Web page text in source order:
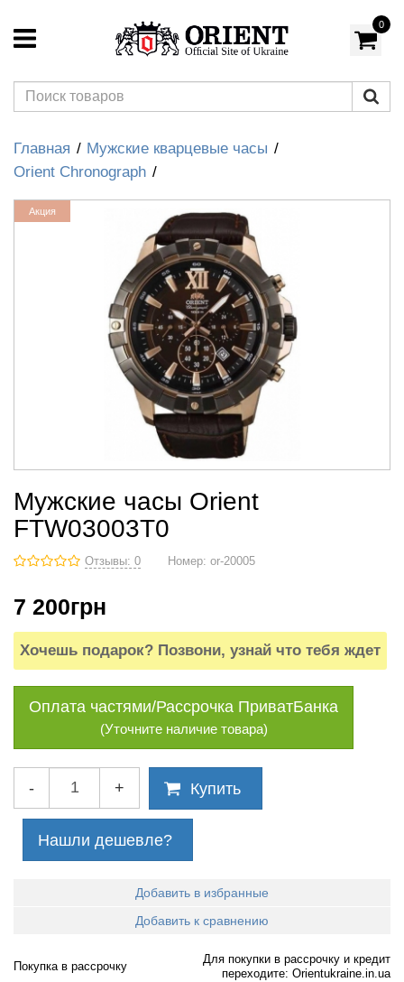
0
Главная
Мужские кварцевые часы
Orient Chronograph
Акция
Мужские часы Orient
FTW03003T0
Отзывы: 0 Номер: or-20005
7 200грн
Хочешь подарок? Позвони, узнай что тебя ждет
Оплата частями/Рассрочка ПриватБанка
(Уточните наличие товара)
- + Купить
Нашли дешевле?
Добавить в избранные
Добавить к сравнению
Покупка в рассрочку
Для покупки в рассрочку и кредит
переходите: Orientukraine.in.ua